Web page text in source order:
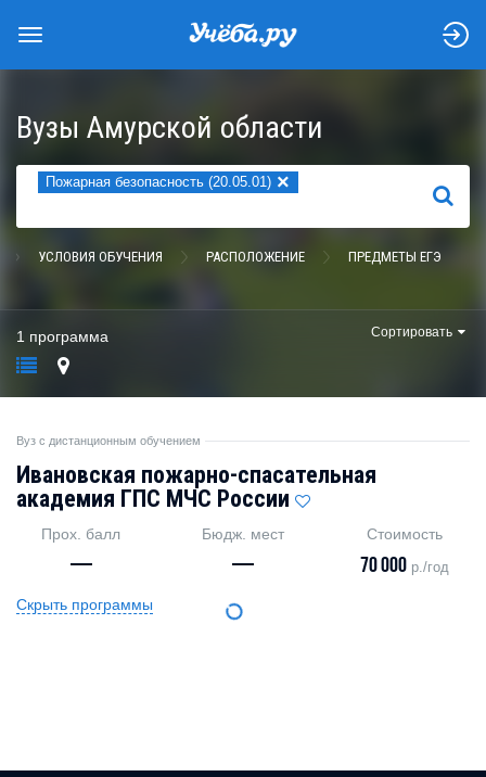
Вузы Амурской области
Пожарная безопасность (20.05.01) ×
НАЙТИ
УСЛОВИЯ ОБУЧЕНИЯ РАСПОЛОЖЕНИЕ ПРЕДМЕТЫ ЕГЭ
1 программа Сортировать
Вуз с дистанционным обучением
Ивановская пожарно-спасательная
академия ГПС МЧС России
Прох. балл
—
Бюдж. мест
—
Стоимость
70 000 р./год
Скрыть программы